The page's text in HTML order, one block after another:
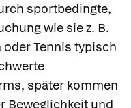
sportbedingte,
wie sie z. B.
Tennis typisch
später kommen
Beweglichkeit und